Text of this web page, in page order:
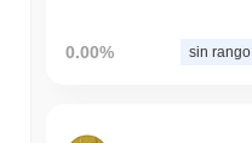
0.00% sin rango